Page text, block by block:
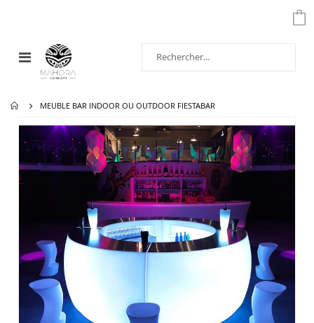
Affichage
navigation
MEUBLE BAR INDOOR OU OUTDOOR FIESTABAR
la
fin
de
la